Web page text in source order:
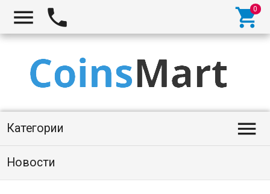
  
Категории 
Новости